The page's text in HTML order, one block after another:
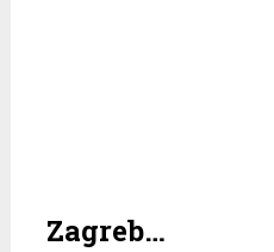
Zagreb…